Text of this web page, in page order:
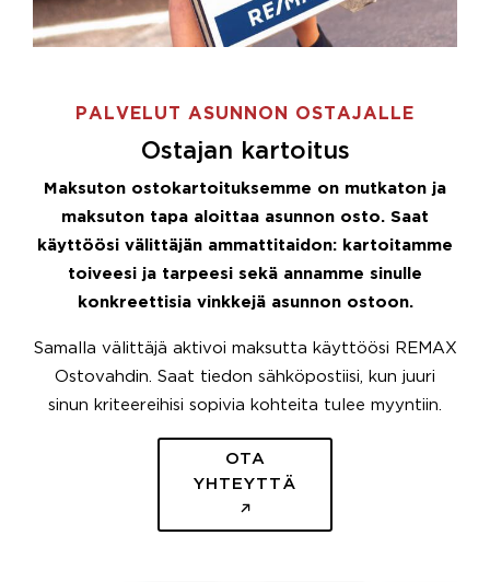
PALVELUT ASUNNON OSTAJALLE
Ostajan kartoitus
Maksuton ostokartoituksemme on mutkaton ja
maksuton tapa aloittaa asunnon osto. Saat
käyttöösi välittäjän ammattitaidon: kartoitamme
toiveesi ja tarpeesi sekä annamme sinulle
konkreettisia vinkkejä asunnon ostoon.
Samalla välittäjä aktivoi maksutta käyttöösi REMAX
Ostovahdin. Saat tiedon sähköpostiisi, kun juuri
sinun kriteereihisi sopivia kohteita tulee myyntiin.
OTA
YHTEYTTÄ